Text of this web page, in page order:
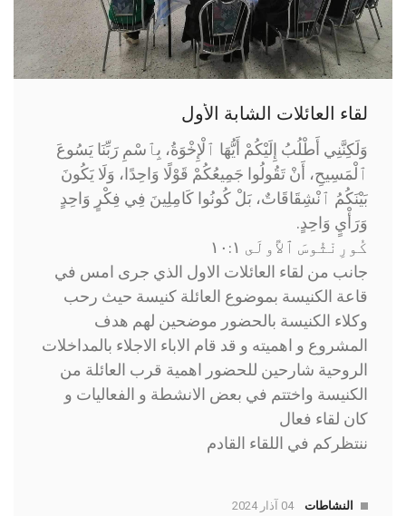
لقاء العائلات الشابة الأول
وَلَكِنَّنِي أَطْلُبُ إِلَيْكُمْ أَيُّهَا ٱلْإِخْوَةُ، بِٱسْمِ رَبِّنَا يَسُوعَ
ٱلْمَسِيحِ، أَنْ تَقُولُوا جَمِيعُكُمْ قَوْلًا وَاحِدًا، وَلَا يَكُونَ
بَيْنَكُمُ ٱنْشِقَاقَاتٌ، بَلْ كُونُوا كَامِلِينَ فِي فِكْرٍ وَاحِدٍ
وَرَأْيٍ وَاحِدٍ.
كُورِنْثُوسَ ٱلأُولَى ١:‏١٠
جانب من لقاء العائلات الاول الذي جرى امس في
قاعة الكنيسة بموضوع العائلة كنيسة حيث رحب
وكلاء الكنيسة بالحضور موضحين لهم هدف
المشروع و اهميته و قد قام الاباء الاجلاء بالمداخلات
الروحية شارحين للحضور اهمية قرب العائلة من
الكنيسة واختتم في بعض الانشطة و الفعاليات و
كان لقاء فعال
ننتظركم في اللقاء القادم
النشاطات 04 آذار 2024